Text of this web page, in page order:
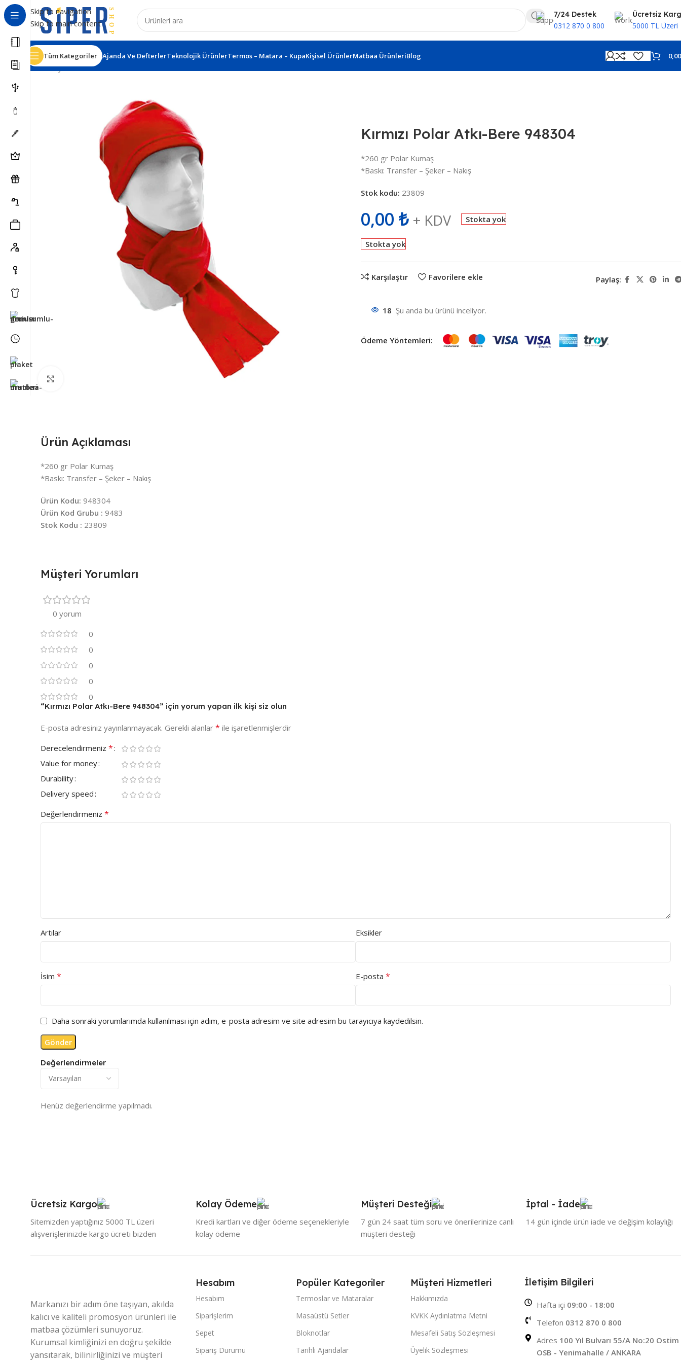
Skip to navigation
Skip to main content
7/24 Destek
0312 870 0 800
Ücretsiz
5000 TL Üzeri
Tüm Kategoriler Ajanda Ve DefterlerTeknolojik ÜrünlerTermos – Matara – KupaKişisel ÜrünlerMatbaa ÜrünleriBlog
Ana Sayfa Tekstil Ürünleri
Kırmızı Polar Atkı-Bere 948304
*260 gr Polar Kumaş
*Baskı: Transfer – Şeker – Nakış
Stok kodu: 23809
0,00 ₺ + KDV Stokta yok
Stokta yok
Karşılaştır Favorilere ekle Paylaş:
18 Şu anda bu ürünü inceliyor.
Ödeme Yöntemleri:
Ürün Açıklaması
*260 gr Polar Kumaş
*Baskı: Transfer – Şeker – Nakış
Ürün Kodu: 948304
Ürün Kod Grubu : 9483
Stok Kodu : 23809
Müşteri Yorumları
0 yorum
0
0
0
0
0
Değerlendirmeler
Henüz değerlendirme yapılmadı.
“Kırmızı Polar Atkı-Bere 948304” için yorum yapan ilk kişi siz olun
E-posta adresiniz yayınlanmayacak. Gerekli alanlar * ile işaretlenmişlerdir
Derecelendirmeniz *
Value for money
Durability
Delivery speed
Değerlendirmeniz *
Artılar Eksikler
İsim * E-posta *
Daha sonraki yorumlarımda kullanılması için adım, e-posta adresim ve site adresim bu tarayıcıya kaydedilsin.
Ücretsiz Kargo
Sitemizden yaptığınız 5000 TL üzeri
alışverişlerinizde kargo ücreti bizden
Kolay Ödeme
Kredi kartları ve diğer ödeme seçenekleriyle
kolay ödeme
Müşteri Desteği
7 gün 24 saat tüm soru ve önerilerinize canlı
müşteri desteği
İptal - İade
14 gün içinde ürün iade ve değişim kolaylığı
Markanızı bir adım öne taşıyan, akılda
kalıcı ve kaliteli promosyon ürünleri ile
matbaa çözümleri sunuyoruz.
Kurumsal kimliğinizi en doğru şekilde
yansıtarak, bilinirliğinizi ve müşteri
Hesabım
Hesabım
Siparişlerim
Sepet
Sipariş Durumu
Popüler Kategoriler
Termoslar ve Mataralar
Masaüstü Setler
Bloknotlar
Tarihli Ajandalar
Müşteri Hizmetleri
Hakkımızda
KVKK Aydınlatma Metni
Mesafeli Satış Sözleşmesi
Üyelik Sözleşmesi
İletişim Bilgileri
Hafta içi 09:00 - 18:00
Telefon 0312 870 0 800
Adres 100 Yıl Bulvarı 55/A No:20 Ostim
OSB - Yenimahalle / ANKARA